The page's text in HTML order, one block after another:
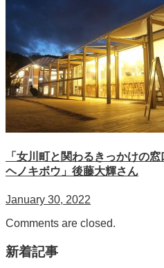
「女川町と関わるきっかけの
ヘノキボウ」後藤大輝さん
January 30, 2022
Comments are closed.
新着記事